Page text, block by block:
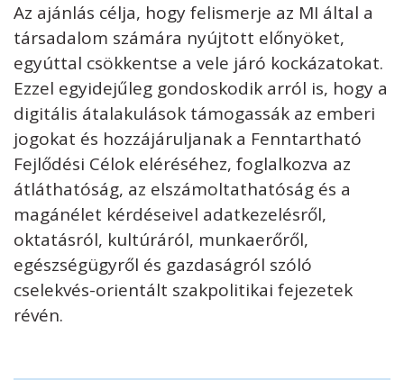
Az ajánlás célja, hogy felismerje az MI által a
társadalom számára nyújtott előnyöket,
egyúttal csökkentse a vele járó kockázatokat.
Ezzel egyidejűleg gondoskodik arról is, hogy a
digitális átalakulások támogassák az emberi
jogokat és hozzájáruljanak a Fenntartható
Fejlődési Célok eléréséhez, foglalkozva az
átláthatóság, az elszámoltathatóság és a
magánélet kérdéseivel adatkezelésről,
oktatásról, kultúráról, munkaerőről,
egészségügyről és gazdaságról szóló
cselekvés-orientált szakpolitikai fejezetek
révén.